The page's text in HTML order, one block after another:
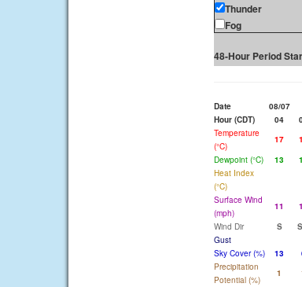
Thunder
Fog
48-Hour Period
Date 08/07
Hour (CDT)
04
Temperature
(°C)
17
Dewpoint (°C)
13
Heat Index
(°C)
Surface Wind
(mph)
11
Wind Dir
S
Gust
Sky Cover (%)
13
Precipitation
Potential (%)
1